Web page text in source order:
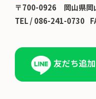
〒700-0926 岡山県
TEL /086-241-0730
友だち追加